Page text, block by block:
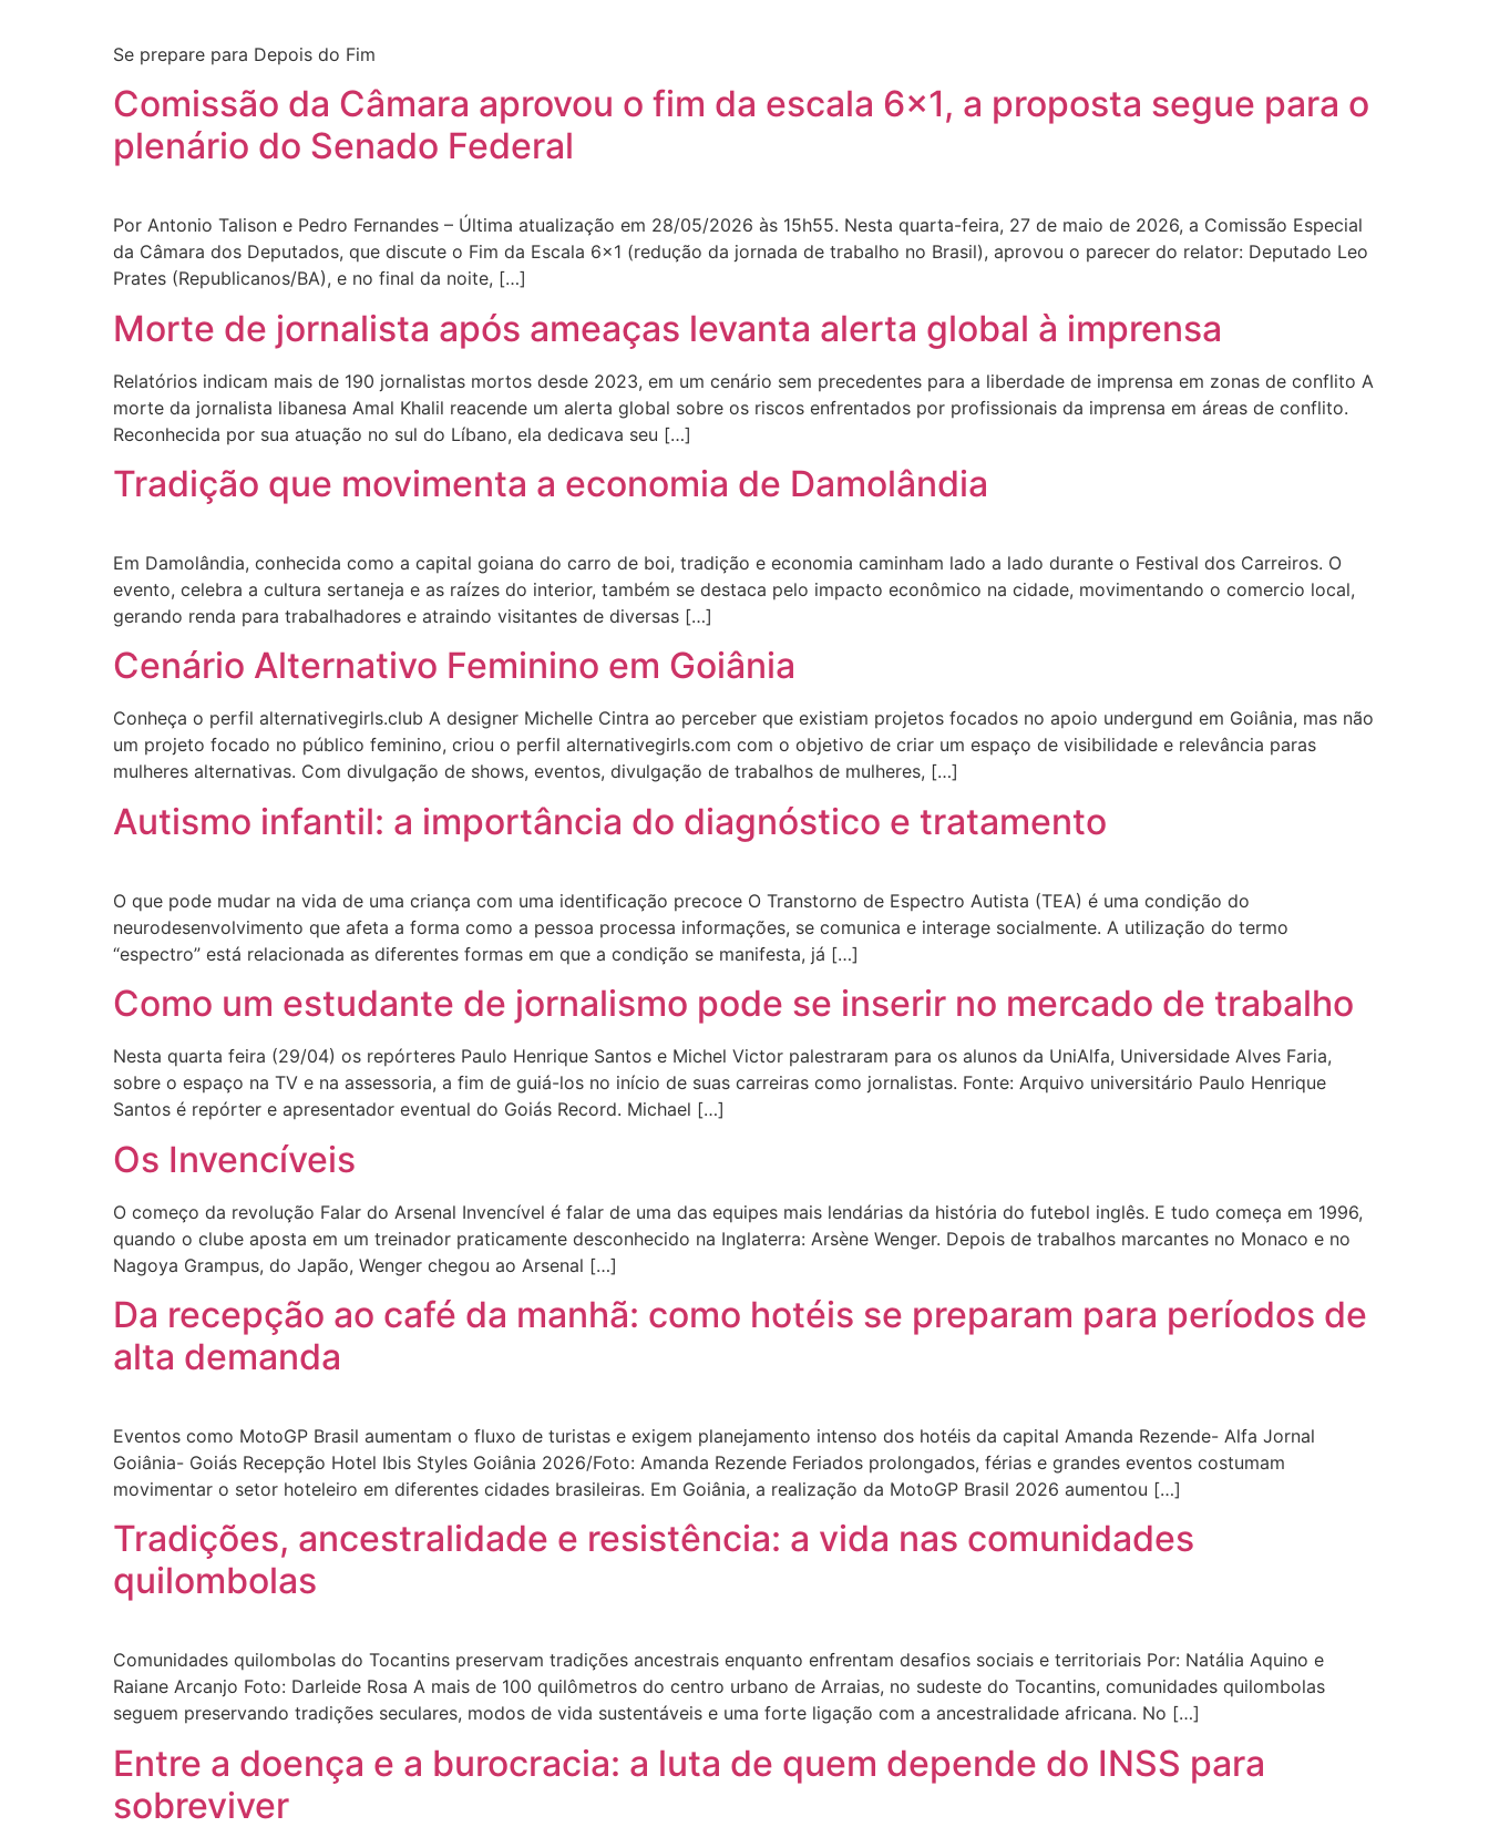
Se prepare para Depois do Fim
Comissão da Câmara aprovou o fim da escala 6×1, a proposta segue para o
plenário do Senado Federal
Por Antonio Talison e Pedro Fernandes – Última atualização em 28/05/2026 às 15h55. Nesta quarta-feira, 27 de maio de 2026, a Comissão Especial
da Câmara dos Deputados, que discute o Fim da Escala 6×1 (redução da jornada de trabalho no Brasil), aprovou o parecer do relator: Deputado Leo
Prates (Republicanos/BA), e no final da noite, […]
Morte de jornalista após ameaças levanta alerta global à imprensa
Relatórios indicam mais de 190 jornalistas mortos desde 2023, em um cenário sem precedentes para a liberdade de imprensa em zonas de conflito A
morte da jornalista libanesa Amal Khalil reacende um alerta global sobre os riscos enfrentados por profissionais da imprensa em áreas de conflito.
Reconhecida por sua atuação no sul do Líbano, ela dedicava seu […]
Tradição que movimenta a economia de Damolândia
Em Damolândia, conhecida como a capital goiana do carro de boi, tradição e economia caminham lado a lado durante o Festival dos Carreiros. O
evento, celebra a cultura sertaneja e as raízes do interior, também se destaca pelo impacto econômico na cidade, movimentando o comercio local,
gerando renda para trabalhadores e atraindo visitantes de diversas […]
Cenário Alternativo Feminino em Goiânia
Conheça o perfil alternativegirls.club A designer Michelle Cintra ao perceber que existiam projetos focados no apoio undergund em Goiânia, mas não
um projeto focado no público feminino, criou o perfil alternativegirls.com com o objetivo de criar um espaço de visibilidade e relevância paras
mulheres alternativas. Com divulgação de shows, eventos, divulgação de trabalhos de mulheres, […]
Autismo infantil: a importância do diagnóstico e tratamento
O que pode mudar na vida de uma criança com uma identificação precoce O Transtorno de Espectro Autista (TEA) é uma condição do
neurodesenvolvimento que afeta a forma como a pessoa processa informações, se comunica e interage socialmente. A utilização do termo
“espectro” está relacionada as diferentes formas em que a condição se manifesta, já […]
Como um estudante de jornalismo pode se inserir no mercado de trabalho
Nesta quarta feira (29/04) os repórteres Paulo Henrique Santos e Michel Victor palestraram para os alunos da UniAlfa, Universidade Alves Faria,
sobre o espaço na TV e na assessoria, a fim de guiá-los no início de suas carreiras como jornalistas. Fonte: Arquivo universitário Paulo Henrique
Santos é repórter e apresentador eventual do Goiás Record. Michael […]
Os Invencíveis
O começo da revolução Falar do Arsenal Invencível é falar de uma das equipes mais lendárias da história do futebol inglês. E tudo começa em 1996,
quando o clube aposta em um treinador praticamente desconhecido na Inglaterra: Arsène Wenger. Depois de trabalhos marcantes no Monaco e no
Nagoya Grampus, do Japão, Wenger chegou ao Arsenal […]
Da recepção ao café da manhã: como hotéis se preparam para períodos de
alta demanda
Eventos como MotoGP Brasil aumentam o fluxo de turistas e exigem planejamento intenso dos hotéis da capital Amanda Rezende- Alfa Jornal
Goiânia- Goiás Recepção Hotel Ibis Styles Goiânia 2026/Foto: Amanda Rezende Feriados prolongados, férias e grandes eventos costumam
movimentar o setor hoteleiro em diferentes cidades brasileiras. Em Goiânia, a realização da MotoGP Brasil 2026 aumentou […]
Tradições, ancestralidade e resistência: a vida nas comunidades
quilombolas
Comunidades quilombolas do Tocantins preservam tradições ancestrais enquanto enfrentam desafios sociais e territoriais Por: Natália Aquino e
Raiane Arcanjo Foto: Darleide Rosa A mais de 100 quilômetros do centro urbano de Arraias, no sudeste do Tocantins, comunidades quilombolas
seguem preservando tradições seculares, modos de vida sustentáveis e uma forte ligação com a ancestralidade africana. No […]
Entre a doença e a burocracia: a luta de quem depende do INSS para
sobreviver